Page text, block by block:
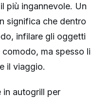
più ingannevole. Un
significa che dentro
infilare gli oggetti
ma spesso li
il viaggio.
in autogrill per